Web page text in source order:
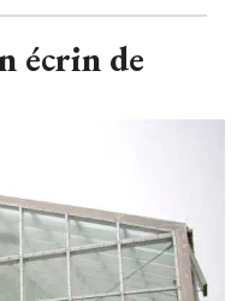
écrin de